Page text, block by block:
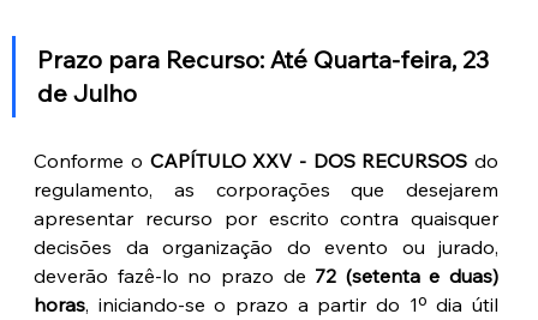
Prazo para Recurso: Até Quarta-feira, 23
de Julho
Conforme o CAPÍTULO XXV - DOS RECURSOS do
regulamento, as corporações que desejarem
apresentar recurso por escrito contra quaisquer
decisões da organização do evento ou jurado,
deverão fazê-lo no prazo de 72 (setenta e duas)
horas, iniciando-se o prazo a partir do 1º dia útil